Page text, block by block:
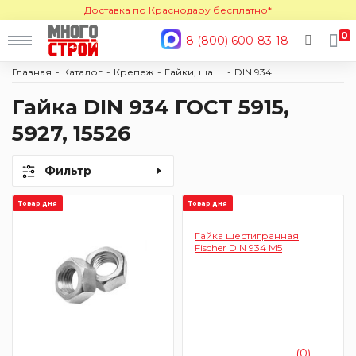
Доставка по Краснодару бесплатно*
8 (800) 600-83-18 0
Главная Каталог Крепеж DIN 934
Гайка DIN 934 ГОСТ 5915,
5927, 15526
Фильтр
Товар дня Товар дня
Гайка шестигранная
Fischer DIN 934 M5